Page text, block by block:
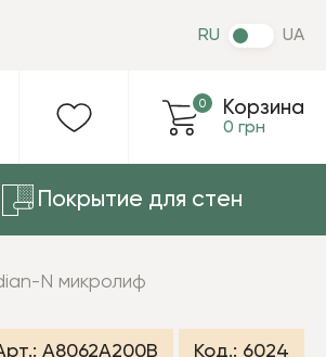
Корзина
0 грн
0
RU UA
Покрытие для стен
N микролиф
A8062A200B Код.: 6024